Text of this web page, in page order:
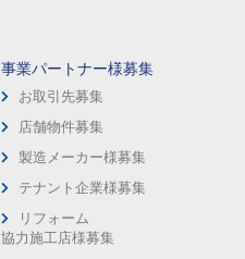
事業パートナー様募集
お取引先募集
店舗物件募集
製造メーカー様募集
テナント企業様募集
リフォーム
協力施工店様募集